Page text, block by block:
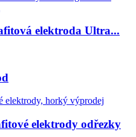
elektroda Ultra...
elektrody odřezky